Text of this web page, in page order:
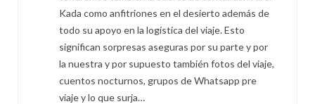
Kada como anfitriones en el desierto además de
todo su apoyo en la logística del viaje. Esto
significan sorpresas aseguras por su parte y por
la nuestra y por supuesto también fotos del viaje,
cuentos nocturnos, grupos de Whatsapp pre
viaje y lo que surja…